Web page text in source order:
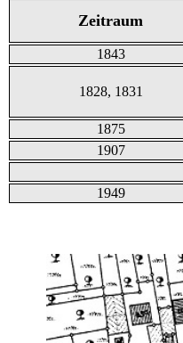
Zeitraum
1843
1828, 1831
1875
1907
1949